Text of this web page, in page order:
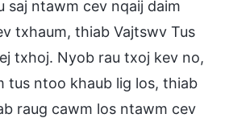
saj ntawm cev nqaij daim
txhaum, thiab Vajtswv Tus
txhoj. Nyob rau txoj kev no,
tus ntoo khaub lig los, thiab
raug cawm los ntawm cev